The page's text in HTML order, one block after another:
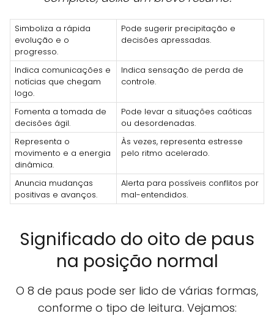
Simboliza a rápida
evolução e o
progresso.
Pode sugerir precipitação e
decisões apressadas.
Indica comunicações e
notícias que chegam
logo.
Indica sensação de perda de
controle.
Fomenta a tomada de
decisões ágil.
Pode levar a situações caóticas
ou desordenadas.
Representa o
movimento e a energia
dinâmica.
Às vezes, representa estresse
pelo ritmo acelerado.
Anuncia mudanças
positivas e avanços.
Alerta para possíveis conflitos por
mal-entendidos.
Significado do oito de paus
na posição normal
O 8 de paus pode ser lido de várias formas,
conforme o tipo de leitura. Vejamos: